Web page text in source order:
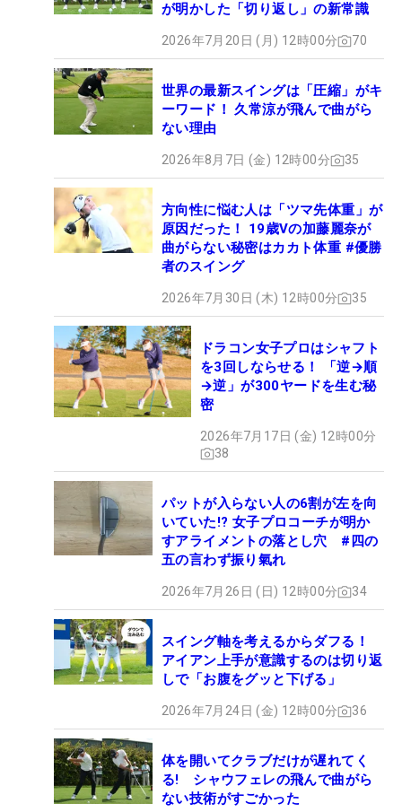
が明かした「切り返し」の新常識
2026年7月20日 (月) 12時00分 70
世界の最新スイングは「圧縮」がキ
ーワード！ 久常涼が飛んで曲がら
ない理由
2026年8月7日 (金) 12時00分 35
方向性に悩む人は「ツマ先体重」が
原因だった！ 19歳Vの加藤麗奈が
曲がらない秘密はカカト体重 #優勝
者のスイング
2026年7月30日 (木) 12時00分 35
ドラコン女子プロはシャフト
を3回しならせる！ 「逆→順
→逆」が300ヤードを生む秘
密
2026年7月17日 (金) 12時00分
38
パットが入らない人の6割が左を向
いていた!? 女子プロコーチが明か
すアライメントの落とし穴 #四の
五の言わず振り氣れ
2026年7月26日 (日) 12時00分 34
スイング軸を考えるからダフる！
アイアン上手が意識するのは切り返
しで「お腹をグッと下げる」
2026年7月24日 (金) 12時00分 36
体を開いてクラブだけが遅れてく
る! シャウフェレの飛んで曲がら
ない技術がすごかった